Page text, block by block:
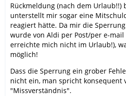
Rückmeldung (nach dem Urlaub!!)
unterstellt mir sogar eine
reagiert hätte. Da mir die
wurde von Aldi per Post/per e-
erreichte mich nicht im Urlaub!),
möglich!
Dass die Sperrung ein grober
nicht ein, man spricht konsequent
"Missverständnis".